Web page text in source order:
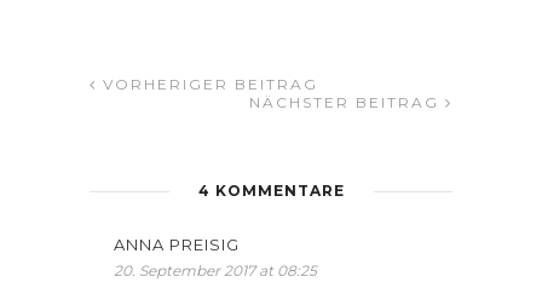
VORHERIGER BEITRAG
NÄCHSTER BEITRAG
4 KOMMENTARE
ANNA PREISIG
20. September 2017 at 08:25